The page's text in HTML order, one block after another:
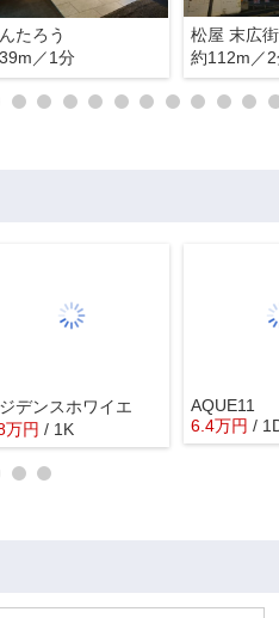
たろう
／1分
松屋 末広
約112m／
デンスホワイエ
万円 / 1K
AQUE11
6.4万円 /